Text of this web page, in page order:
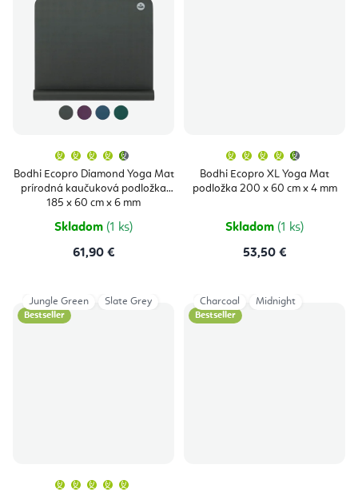
Bodhi Ecopro Diamond Yoga Mat
prírodná kaučuková podložka
185 x 60 cm x 6 mm
produktu
je
4,9
z
5
Skladom (1 ks)
61,90 €
Bodhi Ecopro XL Yoga Mat
podložka 200 x 60 cm x 4 mm
produktu
je
4,9
Skladom (1 ks)
53,50 €
Bestseller
Jungle Green Slate Grey
Bestseller
Charcoal Midnight